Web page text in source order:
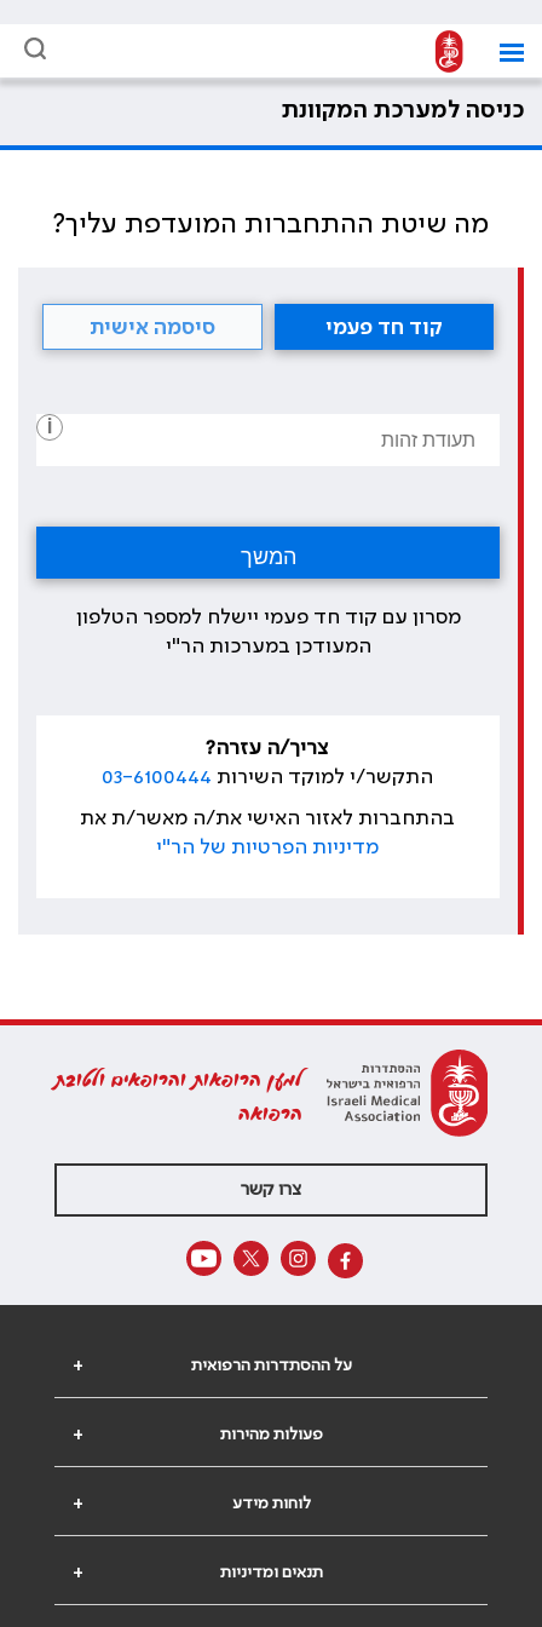
כניסה למערכת המקוונת
מה שיטת ההתחברות המועדפת עליך?
קוד חד פעמי סיסמה אישית
i
מסרון עם קוד חד פעמי יישלח למספר הטלפון
המעודכן במערכות הר"י
צריך/ה עזרה?
התקשר/י למוקד השירות 03-6100444
בהתחברות לאזור האישי את/ה מאשר/ת את
מדיניות הפרטיות של הר"י
למען הרופאות והרופאים ולטובת
הרפואה
צרו קשר
+ על ההסתדרות הרפואית
+ פעולות מהירות
+ לוחות מידע
+ תנאים ומדיניות